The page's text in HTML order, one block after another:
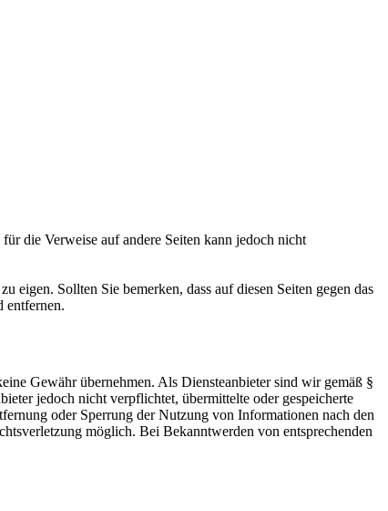
die Verweise auf andere Seiten kann jedoch nicht
Sollten Sie bemerken, dass auf diesen Seiten gegen das
entfernen.
Gewähr übernehmen. Als Diensteanbieter sind wir gemäß §
jedoch nicht verpflichtet, übermittelte oder gespeicherte
oder Sperrung der Nutzung von Informationen nach den
möglich. Bei Bekanntwerden von entsprechenden